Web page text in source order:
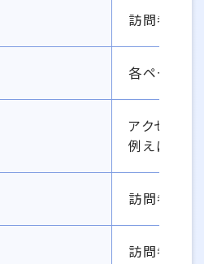
訪問者の滞
各ページご
アクセスさ
例えば、サ
訪問者が使
訪問者が使